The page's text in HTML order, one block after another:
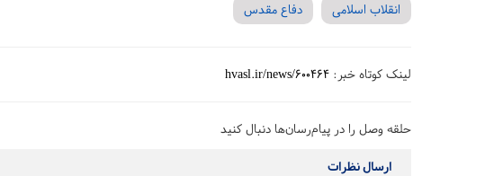
انقلاب اسلامی
دفاع مقدس
لینک کوتاه خبر: hvasl.ir/news/600464
حلقه وصل را در پیام‌رسان‌ها دنبال کنید
ارسال نظرات